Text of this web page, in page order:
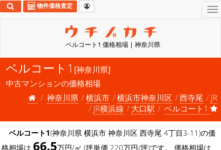
ベルコート1 価格相場 | 神奈川県
物件価格査定
ベルコート1 [神奈川県]
中古マンションの価格相場
神奈川県
横浜市 横浜市神奈川区 西寺尾
JR
JR横浜線
大口駅 ベルコート1
ベルコート1(神奈川県 横浜市 神奈川区 西寺尾 4丁目3-11)の価
格相場は 66.5万円/㎡ (坪単価 220万円/坪)です。 価格相場は、